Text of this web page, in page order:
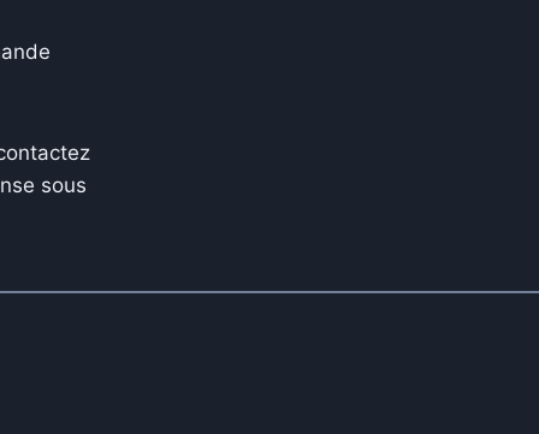
sous